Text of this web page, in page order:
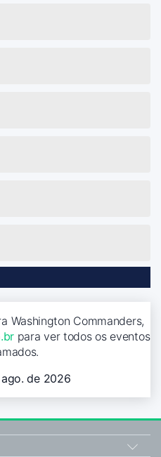
Washington Commanders,
para ver todos os eventos
de 2026